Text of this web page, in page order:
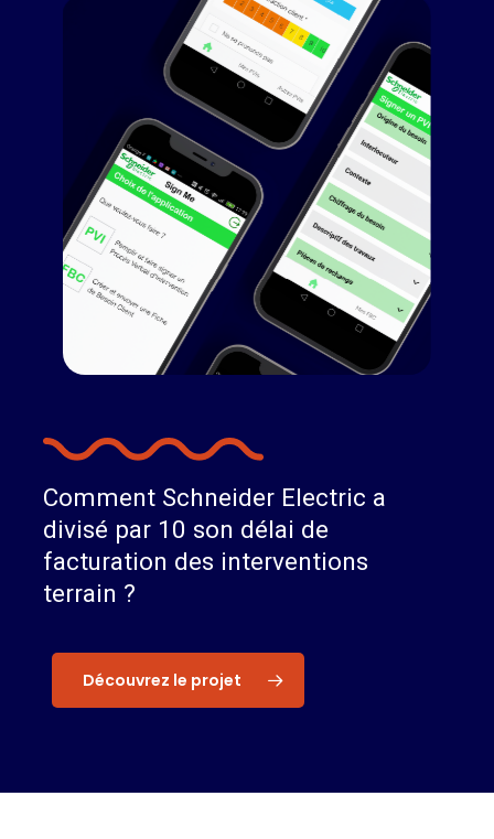
Comment Schneider Electric a
divisé par 10 son délai de
facturation des interventions
terrain ?
Découvrez le projet